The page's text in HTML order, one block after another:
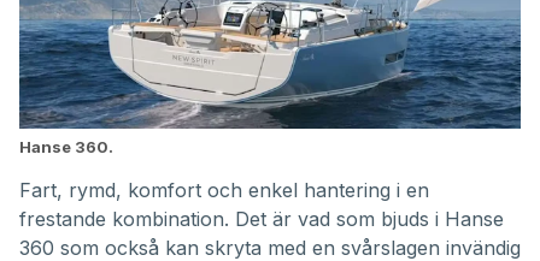
Hanse 360.
Fart, rymd, komfort och enkel hantering i en
frestande kombination. Det är vad som bjuds i Hanse
360 som också kan skryta med en svårslagen invändig